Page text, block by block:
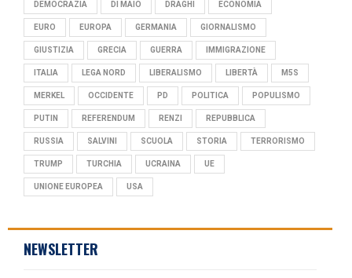
DEMOCRAZIA DI MAIO DRAGHI ECONOMIA
EURO EUROPA GERMANIA GIORNALISMO
GIUSTIZIA GRECIA GUERRA IMMIGRAZIONE
ITALIA LEGA NORD LIBERALISMO LIBERTÀ M5S
MERKEL OCCIDENTE PD POLITICA POPULISMO
PUTIN REFERENDUM RENZI REPUBBLICA
RUSSIA SALVINI SCUOLA STORIA TERRORISMO
TRUMP TURCHIA UCRAINA UE
UNIONE EUROPEA USA
NEWSLETTER